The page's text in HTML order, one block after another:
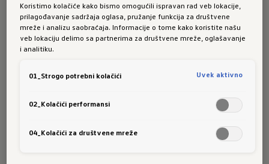
Novi Golf:
VW
Connect
Koristimo kolačiće kako bismo omogućili ispravan rad veb lokacije,
prilagođavanje sadržaja oglasa, pružanje funkcija za društvene
mreže i analizu saobraćaja. Informacije o tome kako koristite našu
veb lokaciju delimo sa partnerima za društvene mreže, oglašavanje
i analitiku.
01_Strogo potrebni kolačići Uvek aktivno
02_Kolačići performansi
04_Kolačići za društvene mreže